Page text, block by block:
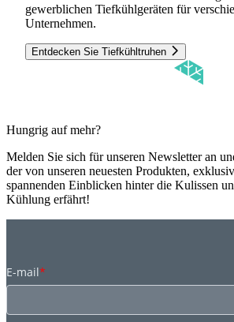
gewerblichen Tiefkühlgeräten für
Unternehmen.
Entdecken Sie Tiefkühltruhen
Hungrig auf mehr?
Melden Sie sich für unseren Newsletter an
der von unseren neuesten Produkten,
spannenden Einblicken hinter die Kulissen
Kühlung erfährt!
E-mail*